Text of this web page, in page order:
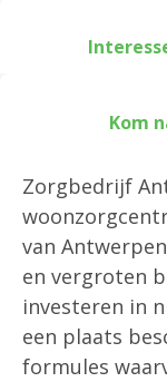
Zorgbedrijf
van
en vergroten
investeren in
een plaats
formules
Kom